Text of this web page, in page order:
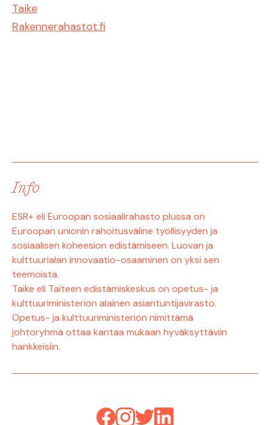
Taike
Rakennerahastot.fi
Info
ESR+ eli Euroopan sosiaalirahasto plussa on
Euroopan unionin rahoitusväline työllisyyden ja
sosiaalisen koheesion edistämiseen. Luovan ja
kulttuurialan innovaatio-osaaminen on yksi sen
teemoista.
Taike eli Taiteen edistämiskeskus on opetus- ja
kulttuuriministeriön alainen asiantuntijavirasto.
Opetus- ja kulttuuriministeriön nimittämä
johtoryhmä ottaa kantaa mukaan hyväksyttäviin
hankkeisiin.